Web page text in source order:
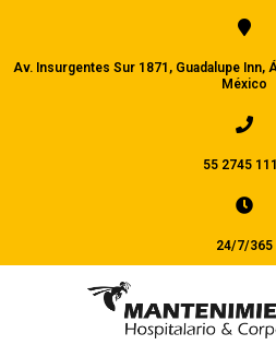
Av. Insurgentes Sur 1871, Guadalupe Inn,
México
55 2745
24/7/365